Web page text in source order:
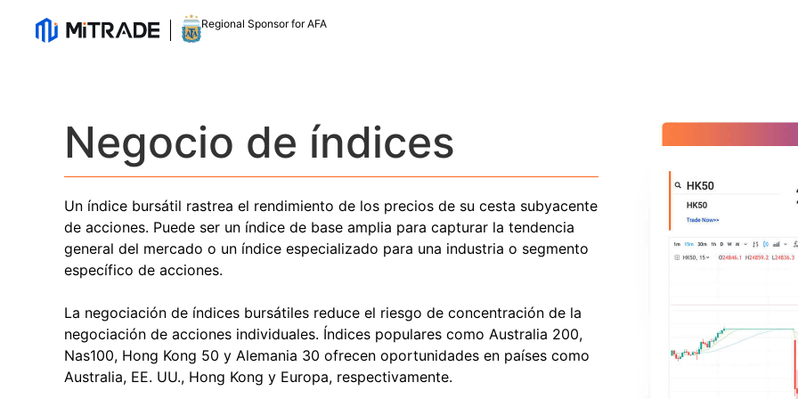
Regional Sponsor for AFA
Negocio de índices
Un índice bursátil rastrea el rendimiento de los precios de su cesta subyacente
de acciones. Puede ser un índice de base amplia para capturar la tendencia
general del mercado o un índice especializado para una industria o segmento
específico de acciones.
La negociación de índices bursátiles reduce el riesgo de concentración de la
negociación de acciones individuales. Índices populares como Australia 200,
Nas100, Hong Kong 50 y Alemania 30 ofrecen oportunidades en países como
Australia, EE. UU., Hong Kong y Europa, respectivamente.